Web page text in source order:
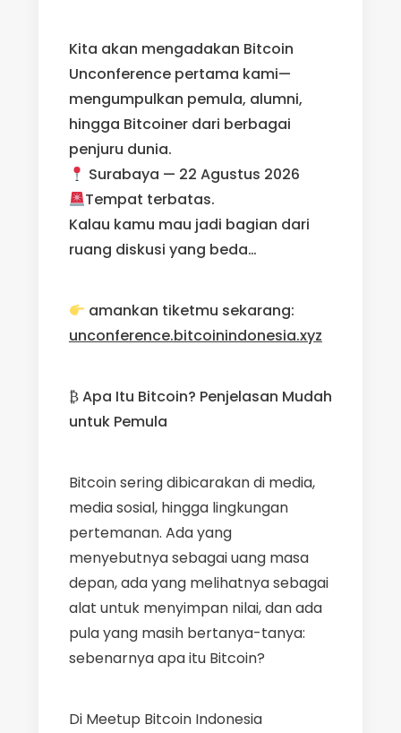
Kita akan mengadakan Bitcoin
Unconference pertama kami—
mengumpulkan pemula, alumni,
hingga Bitcoiner dari berbagai
penjuru dunia.
Surabaya — 22 Agustus 2026
Tempat terbatas.
Kalau kamu mau jadi bagian dari
ruang diskusi yang beda…
amankan tiketmu sekarang:
unconference.bitcoinindonesia.xyz
₿Apa Itu Bitcoin? Penjelasan Mudah
untuk Pemula
Bitcoin sering dibicarakan di media,
media sosial, hingga lingkungan
pertemanan. Ada yang
menyebutnya sebagai uang masa
depan, ada yang melihatnya sebagai
alat untuk menyimpan nilai, dan ada
pula yang masih bertanya-tanya:
sebenarnya apa itu Bitcoin?
Di Meetup Bitcoin Indonesia